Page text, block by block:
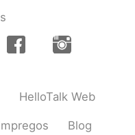
HelloTalk Web
Blog